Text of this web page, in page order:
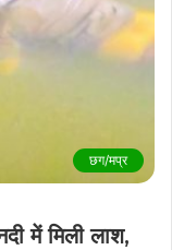
छग/मप्र
में मिली लाश,